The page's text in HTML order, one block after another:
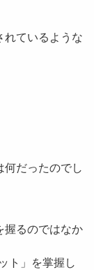
れているような
何だったのでし
握るのではなか
ト 」を掌握し